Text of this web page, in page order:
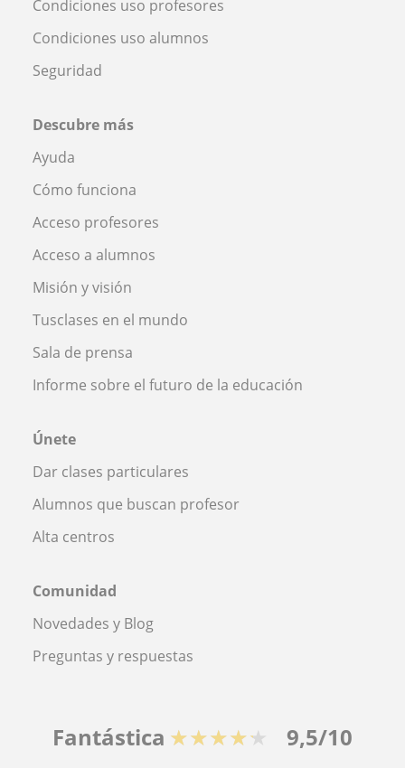
Condiciones uso profesores
Condiciones uso alumnos
Seguridad
Descubre más
Ayuda
Cómo funciona
Acceso profesores
Acceso a alumnos
Misión y visión
Tusclases en el mundo
Sala de prensa
Informe sobre el futuro de la educación
Únete
Dar clases particulares
Alumnos que buscan profesor
Alta centros
Comunidad
Novedades y Blog
Preguntas y respuestas
Fantástica ★★★★★ 9,5/10